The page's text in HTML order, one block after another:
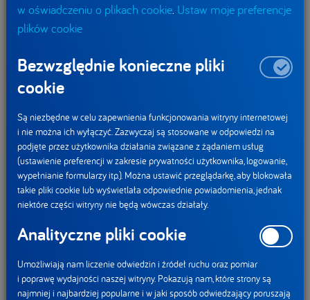
WIELCE mały, czyli
Actimel w nowej
odsłonie
Pionierski maraton
programowania –
innowacyjne
rozwiązania dla
Aktualności
w oświadczeniu o plikach cookie. Ustaw moje preferencje
plików cookie
Bezwzględnie konieczne pliki
cookie
Są niezbędne w celu zapewnienia funkcjonowania witryny internetowej
i nie można ich wyłączyć. Zazwyczaj są stosowane w odpowiedzi na
podjęte przez użytkownika działania związane z żądaniem usług
(ustawienie preferencji w zakresie prywatności użytkownika, logowanie,
wypełnianie formularzy itp.). Można ustawić przeglądarkę, aby blokowała
takie pliki cookie lub wyświetlała odpowiednie powiadomienia, jednak
niektóre części witryny nie będą wówczas działały.
Analityczne pliki cookie
Umożliwiają nam liczenie odwiedzin i źródeł ruchu oraz pomiar
i poprawę wydajności naszej witryny. Pokazują nam, które strony są
najmniej i najbardziej popularne i w jaki sposób odwiedzający poruszają